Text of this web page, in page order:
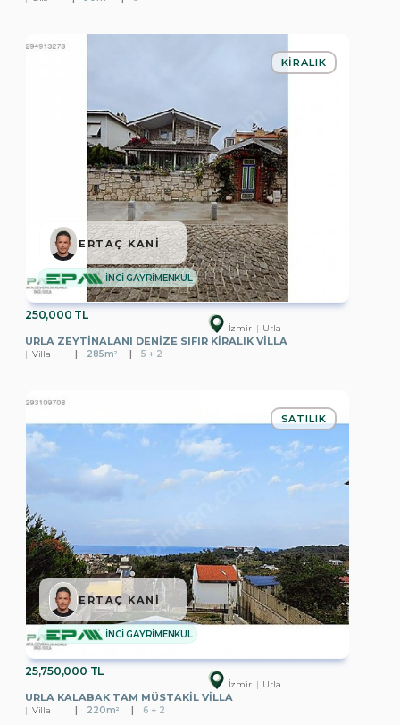
250,000 TL
İzmir Urla
URLA ZEYTINALANI DENIZE SIFIR KIRALIK VILLA
KIRALIK
Villa 285m² 5 + 2
İNCİ GAYRİMENKUL
ERTAÇ KANİ
25,750,000 TL
İzmir Urla
URLA KALABAK TAM MÜSTAKIL VILLA
SATILIK
Villa 220m² 6 + 2
İNCİ GAYRİMENKUL
ERTAÇ KANİ